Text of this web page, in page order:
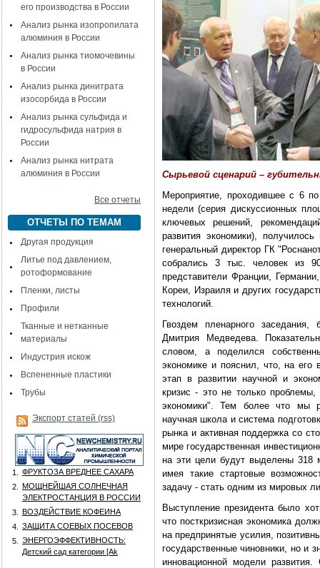
его производства в России
Анализ рынка изопропилата
алюминия в России
Анализ рынка тиомочевины
в России
Анализ рынка динитрата
изосорбида в России
Анализ рынка сульфида и
гидросульфида натрия в
России
Анализ рынка нитрата
алюминия в России
Все отчеты
ОТЧЕТЫ ПО ТЕМАМ
Другая продукция
Литье под давлением,
ротоформование
Пленки, листы
Профили
Тканные и нетканные
материалы
Индустрия искож
Вспененные пластики
Трубы
Экспорт статей (rss)
1.
ФРУКТОЗА ВРЕДНЕЕ САХАРА
2.
МОЩНЕЙШАЯ СОЛНЕЧНАЯ
ЭЛЕКТРОСТАНЦИЯ В РОССИИ
3.
ВОЗДЕЙСТВИЕ КОФЕИНА
4.
ЗАЩИТА СОЕВЫХ ПОСЕВОВ
5.
ЭНЕРГОЭФФЕКТИВНОСТЬ:
Детский сад категории [Аk
Сырьевой сценарий –
Мероприятие, проходившее с 6
недели (серия дискуссионных
ключевых решений,
развития экономики),
генеральный директор ГК
собрались 3 тыс. человек из
представители Франции,
Кореи, Израиля и других
технологий.
Гвоздем пленарного заседания,
Дмитрия Медведева.
словом, а поделился
экономике и пояснил, что, на
этап в развитии научной и
кризис - это не только
экономики". Тем более что мы
научная школа и система
рынка и активная поддержка со
мире государственная
на эти цели будут выделены 318
имея такие стартовые
задачу - стать одним из мировых
Выступление президента было
что посткризисная экономика
на предпринятые усилия,
государственные чиновники, но и
инновационной модели